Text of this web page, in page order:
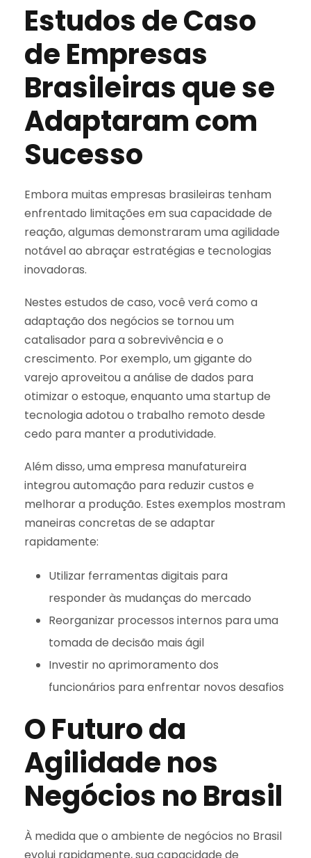
Estudos de Caso
de Empresas
Brasileiras que se
Adaptaram com
Sucesso
Embora muitas empresas brasileiras tenham
enfrentado limitações em sua capacidade de
reação, algumas demonstraram uma agilidade
notável ao abraçar estratégias e tecnologias
inovadoras.
Nestes estudos de caso, você verá como a
adaptação dos negócios se tornou um
catalisador para a sobrevivência e o
crescimento. Por exemplo, um gigante do
varejo aproveitou a análise de dados para
otimizar o estoque, enquanto uma startup de
tecnologia adotou o trabalho remoto desde
cedo para manter a produtividade.
Além disso, uma empresa manufatureira
integrou automação para reduzir custos e
melhorar a produção. Estes exemplos mostram
maneiras concretas de se adaptar
rapidamente:
Utilizar ferramentas digitais para
responder às mudanças do mercado
Reorganizar processos internos para uma
tomada de decisão mais ágil
Investir no aprimoramento dos
funcionários para enfrentar novos desafios
O Futuro da
Agilidade nos
Negócios no Brasil
À medida que o ambiente de negócios no Brasil